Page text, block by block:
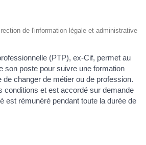
de l'information légale et administrative
(PTP), ex-Cif, permet au
son poste pour suivre une formation
de changer de métier ou de profession.
conditions et est accordé sur demande
est rémunéré pendant toute la durée de